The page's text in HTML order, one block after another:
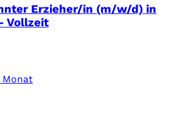
Erzieher/in (m/w/d) in
Vollzeit